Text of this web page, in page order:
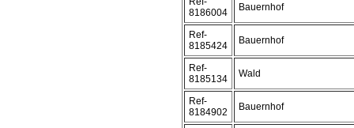
8186004
Bauernhof
Ref-
8185424
Bauernhof
Ref-
8185134
Wald
Ref-
8184902
Bauernhof